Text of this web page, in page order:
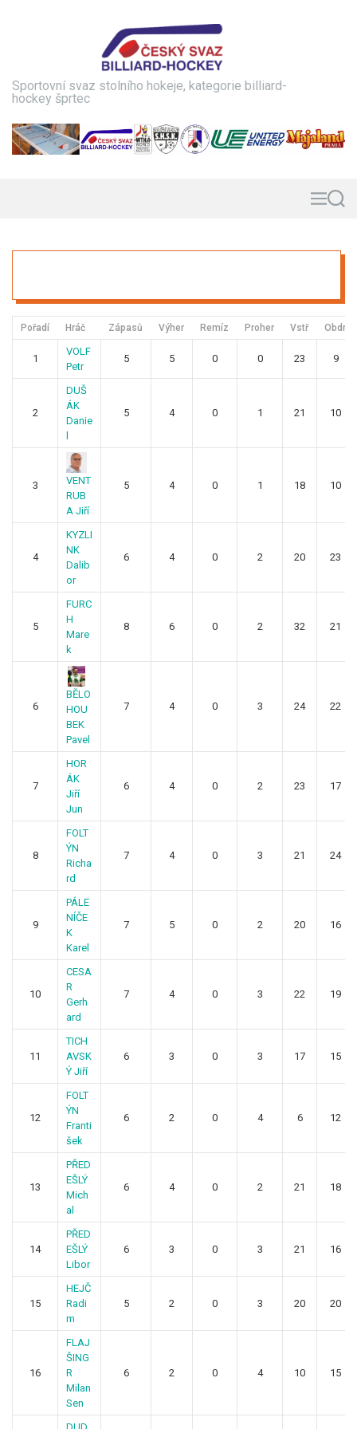
Sportovní svaz stolního hokeje, kategorie billiard-
hockey šprtec
MS
Pořadí Hráč Zápasů Výher Remíz Proher Vstř Obdr
1
VOLF
Petr
5 5 0 0 23 9
2
DUŠ
ÁK
Danie
5 4 0 1 21 10
3
VENT
RUB
A Jiří
5 4 0 1 18 10
4
KYZLI
NK
Dalib
or
6 4 0 2 20 23
5
FURC
H
Mare
k
8 6 0 2 32 21
6
BĚLO
HOU
BEK
Pavel
7 4 0 3 24 22
7
HOR
ÁK
Jiří
Jun
6 4 0 2 23 17
8
FOLT
ÝN
Richa
rd
7 4 0 3 21 24
9
PÁLE
NÍČE
K
Karel
7 5 0 2 20 16
10
CESA
R
Gerh
ard
7 4 0 3 22 19
11
TICH
AVSK
Ý Jiří
6 3 0 3 17 15
12
FOLT
ÝN
Franti
šek
6 2 0 4 6 12
13
PŘED
EŠLÝ
Mich
al
6 4 0 2 21 18
14
PŘED
EŠLÝ
Libor
6 3 0 3 21 16
15
HEJČ
Radi
m
5 2 0 3 20 20
16
FLAJ
ŠING
R
Milan
Sen
6 2 0 4 10 15